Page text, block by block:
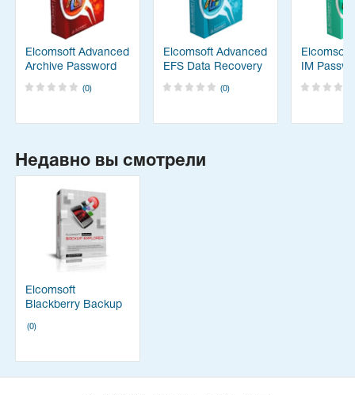
Elcomsoft Advanced
Archive Password
Recovery
(0)
Elcomsoft Advanced
EFS Data Recovery
(0)
Elcomsoft
IM
Recovery
Недавно вы смотрели
Elcomsoft
Blackberry Backup
(0)